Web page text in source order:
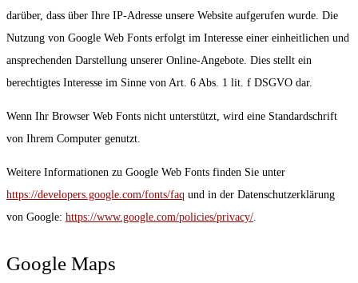
darüber, dass über Ihre IP-Adresse unsere Website aufgerufen wurde. Die
Nutzung von Google Web Fonts erfolgt im Interesse einer einheitlichen und
ansprechenden Darstellung unserer Online-Angebote. Dies stellt ein
berechtigtes Interesse im Sinne von Art. 6 Abs. 1 lit. f DSGVO dar.
Wenn Ihr Browser Web Fonts nicht unterstützt, wird eine Standardschrift
von Ihrem Computer genutzt.
Weitere Informationen zu Google Web Fonts finden Sie unter
https://developers.google.com/fonts/faq und in der Datenschutzerklärung
von Google: https://www.google.com/policies/privacy/
Google Maps